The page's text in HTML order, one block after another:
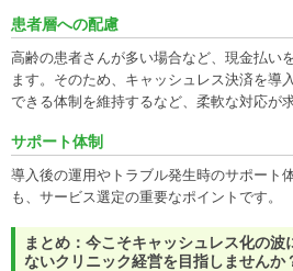
患者層への配慮
高齢の患者さんが多い場合など、現金払い
ます。そのため、キャッシュレス決済を導
できる体制を維持するなど、柔軟な対応が
サポート体制
導入後の運用やトラブル発生時のサポート
も、サービス選定の重要なポイントです。
まとめ：今こそキャッシュレス化の
ないクリニック経営を目指しませんか